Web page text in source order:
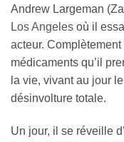
Andrew Largeman
Los Angeles où il
acteur.
médicaments qu’il
la vie, vivant au jour
désinvolture totale.
Un jour, il se réveille